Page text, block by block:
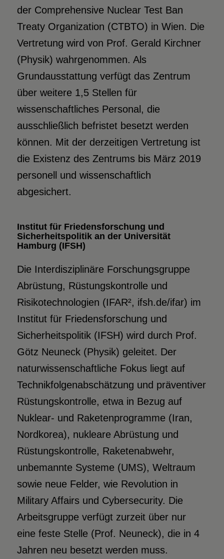
der Comprehensive Nuclear Test Ban
Treaty Organization (CTBTO) in Wien. Die
Vertretung wird von Prof. Gerald Kirchner
(Physik) wahrgenommen. Als
Grundausstattung verfügt das Zentrum
über weitere 1,5 Stellen für
wissenschaftliches Personal, die
ausschließlich befristet besetzt werden
können. Mit der derzeitigen Vertretung ist
die Existenz des Zentrums bis März 2019
personell und wissenschaftlich
abgesichert.
Institut für Friedensforschung und
Sicherheitspolitik an der Universität
Hamburg (IFSH)
Die Interdisziplinäre Forschungsgruppe
Abrüstung, Rüstungskontrolle und
Risikotechnologien (IFAR², ifsh.de/ifar) im
Institut für Friedensforschung und
Sicherheitspolitik (IFSH) wird durch Prof.
Götz Neuneck (Physik) geleitet. Der
naturwissenschaftliche Fokus liegt auf
Technikfolgenabschätzung und präventiver
Rüstungskontrolle, etwa in Bezug auf
Nuklear- und Raketenprogramme (Iran,
Nordkorea), nukleare Abrüstung und
Rüstungskontrolle, Raketenabwehr,
unbemannte Systeme (UMS), Weltraum
sowie neue Felder, wie Revolution in
Military Affairs und Cybersecurity. Die
Arbeitsgruppe verfügt zurzeit über nur
eine feste Stelle (Prof. Neuneck), die in 4
Jahren neu besetzt werden muss.